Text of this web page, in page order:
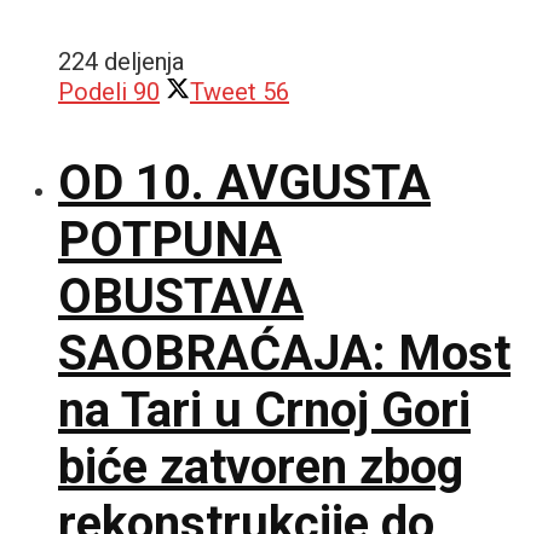
224 deljenja
Podeli 90 Tweet 56
OD 10. AVGUSTA
POTPUNA
OBUSTAVA
SAOBRAĆAJA: Most
na Tari u Crnoj Gori
biće zatvoren zbog